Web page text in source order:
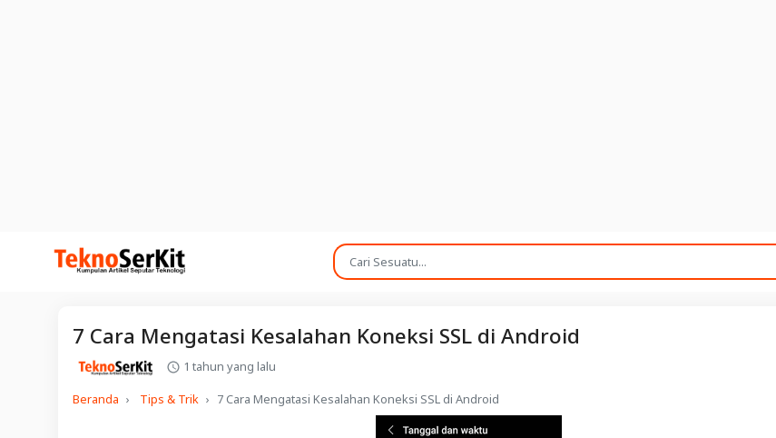
7 Cara Mengatasi Kesalahan Koneksi SSL di Android
1 tahun yang lalu
Beranda Tips & Trik 7 Cara Mengatasi Kesalahan Koneksi SSL di Android